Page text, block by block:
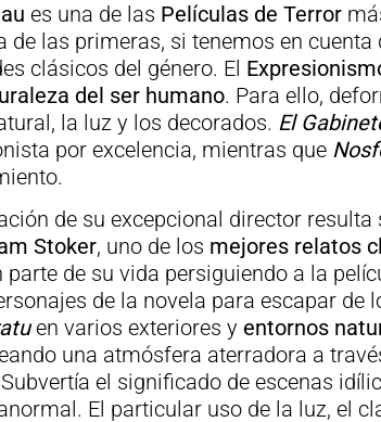
es una de las Películas de Terror
las primeras, si tenemos en cuenta
clásicos del género. El
del ser humano. Para ello,
la luz y los decorados. El
por excelencia, mientras que
de su excepcional director resulta
Stoker, uno de los mejores relatos
parte de su vida persiguiendo a la
de la novela para escapar de
en varios exteriores y entornos
una atmósfera aterradora a
el significado de escenas
El particular uso de la luz, el